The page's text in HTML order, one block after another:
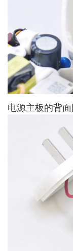
电源主板的背面